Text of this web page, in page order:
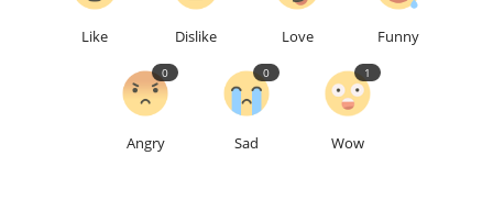
Like Dislike Love Funny
Angry
0
Sad
0
Wow
1